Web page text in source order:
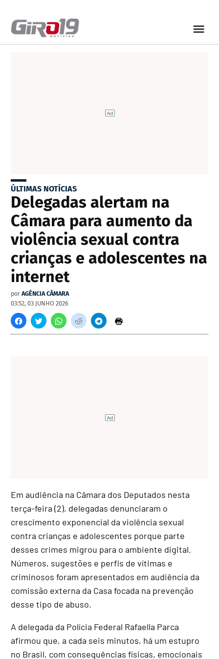
ÚLTIMAS NOTÍCIAS
Delegadas alertam na
Câmara para aumento da
violência sexual contra
crianças e adolescentes na
internet
por AGÊNCIA CÂMARA
03:52, 03 JUNHO 2026
Em audiência na Câmara dos Deputados nesta
terça-feira (2), delegadas denunciaram o
crescimento exponencial da violência sexual
contra crianças e adolescentes porque parte
desses crimes migrou para o ambiente digital.
Números, sugestões e perfis de vítimas e
criminosos foram apresentados em audiência da
comissão externa da Casa focada na prevenção
desse tipo de abuso.
A delegada da Polícia Federal Rafaella Parca
afirmou que, a cada seis minutos, há um estupro
no Brasil, com consequências físicas, emocionais